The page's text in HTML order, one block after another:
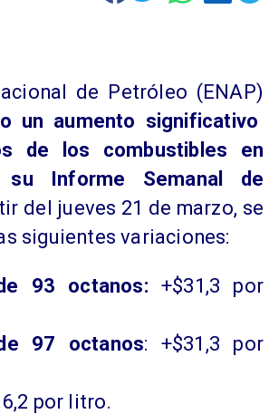
de Petróleo (ENAP)
un aumento significativo
de los combustibles en
su Informe Semanal de
del jueves 21 de marzo, se
siguientes variaciones:
93 octanos: +$31,3 por
97 octanos: +$31,3 por
por litro.